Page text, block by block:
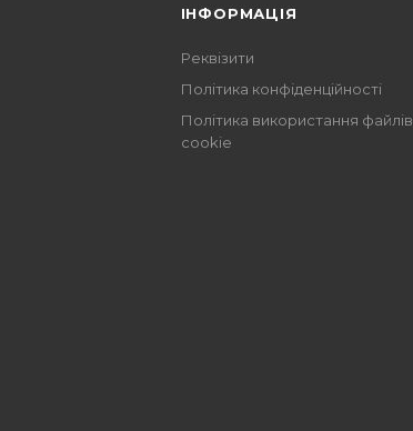
ІНФОРМАЦІЯ
Реквізити
Політика конфіденційності
Політика використання файлів
cookie